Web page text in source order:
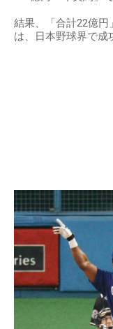
結果、「合計22億
は、日本野球界で成